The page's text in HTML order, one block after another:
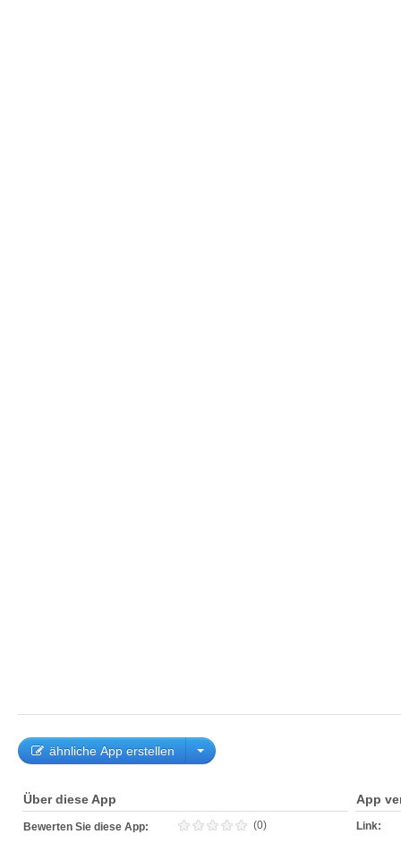
ähnliche App erstellen
Über diese App
Bewerten Sie diese App: (0)
App
Link: